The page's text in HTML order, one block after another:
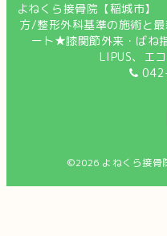
よねくら接骨院【稲城市
方/整形外科基準の施術と
ート★膝関節外来・ばね
LIPUS、エ
©2026 よねくら接骨